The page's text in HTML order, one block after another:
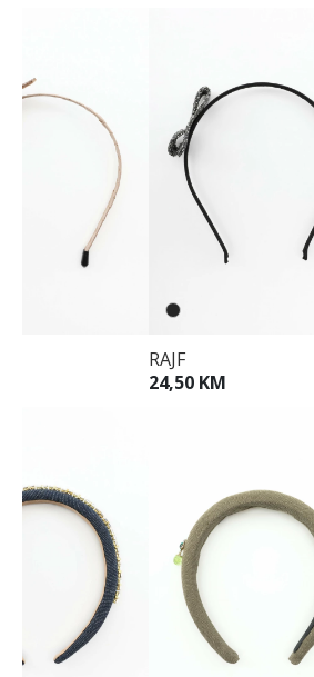
RAJF
24,50 KM